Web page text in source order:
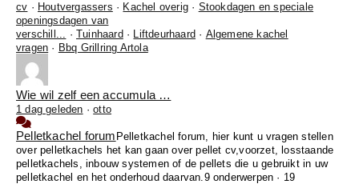
cv · Houtvergassers · Kachel overig · Stookdagen en speciale
openingsdagen van
verschill...
·Tuinhaard · Liftdeurhaard · Algemene kachel
vragen · Bbq Grillring Artola
Wie wil zelf een accumula …
1 dag geleden ·otto
Pelletkachel forum Pelletkachel forum, hier kunt u vragen stellen
over pelletkachels het kan gaan over pellet cv,voorzet, losstaande
pelletkachels, inbouw systemen of de pellets die u gebruikt in uw
pelletkachel en het onderhoud daarvan. 9 onderwerpen · 19